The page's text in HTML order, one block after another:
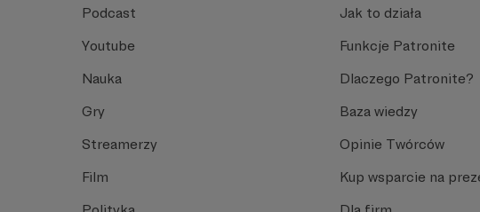
Podcast
Youtube
Nauka
Gry
Streamerzy
Film
Jak to działa
Funkcje Patronite
Dlaczego Patronite?
Baza wiedzy
Opinie Twórców
Kup wsparcie na